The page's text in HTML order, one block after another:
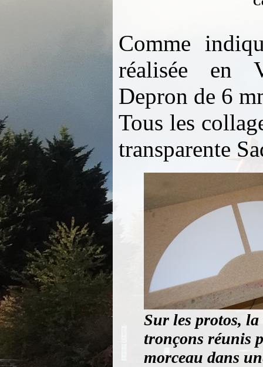
Comme
réalisée en
Depron de 6
Tous les
transparente
Sur les protos,
tronçons réunis
morceau dans